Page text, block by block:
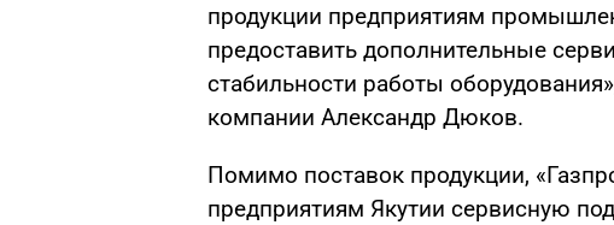
продукции предприятиям
предоставить дополнительные
стабильности работы
компании Александр Дюков.
Помимо поставок продукции,
предприятиям Якутии сервисную